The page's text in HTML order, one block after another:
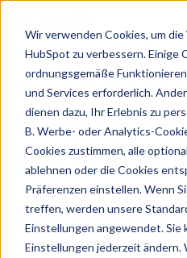
Wir verwenden Cookies, um
HubSpot zu verbessern. Einige
ordnungsgemäße
und Services erforderlich.
dienen dazu, Ihr Erlebnis zu
B. Werbe- oder Analytics-
Cookies zustimmen, alle
ablehnen oder die Cookies
Präferenzen einstellen. Wenn
treffen, werden unsere
Einstellungen angewendet. Sie
Einstellungen jederzeit ändern.
kostenlose
Agent
Agent Hub ist Ihre zentrale
über Ihre gesamte GTM-
zu verwalten und